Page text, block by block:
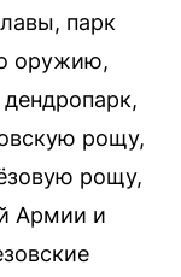
парк
оружию,
рощу,
рощу,
Армии и